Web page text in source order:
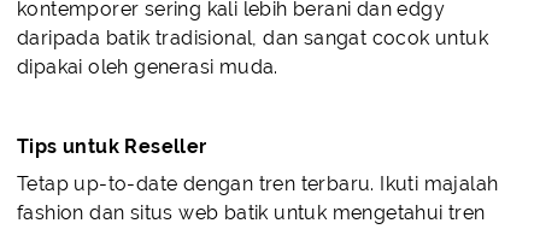
kontemporer sering kali lebih berani dan edgy
daripada batik tradisional, dan sangat cocok untuk
dipakai oleh generasi muda.
Tips untuk Reseller
Tetap up-to-date dengan tren terbaru. Ikuti majalah
fashion dan situs web batik untuk mengetahui tren